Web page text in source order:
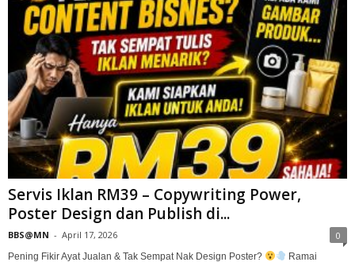
Servis Iklan RM39 – Copywriting Power,
Poster Design dan Publish di...
BBS@MN - April 17, 2026 0
Pening Fikir Ayat Jualan & Tak Sempat Nak Design Poster?
Ramai